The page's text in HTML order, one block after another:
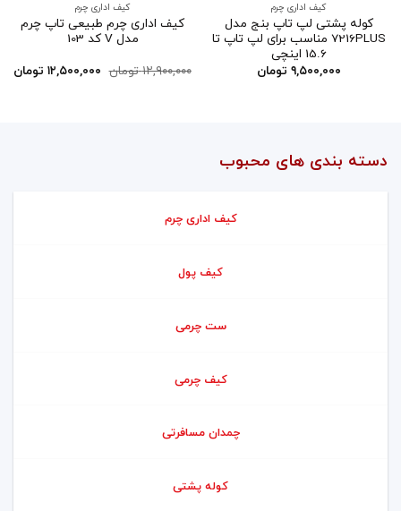
کیف اداری چرم
کوله پشتی لپ تاپ بنج مدل
7216PLUS مناسب برای لپ تاپ تا
15.6 اینچی
۹,۵۰۰,۰۰۰ تومان
کیف اداری چرم
کیف اداری چرم طبیعی تاپ چرم
مدل V کد 103
۱۲,۹۰۰,۰۰۰ تومان ۱۲,۵۰۰,۰۰۰ تومان
دسته بندی های محبوب
کیف اداری چرم
کیف پول
ست چرمی
کیف چرمی
چمدان مسافرتی
کوله پشتی